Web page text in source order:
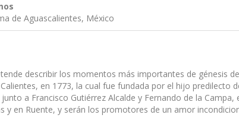
de Aguascalientes, México
describir los momentos más importantes de génesis
en 1773, la cual fue fundada por el hijo predilecto
junto a Francisco Gutiérrez Alcalde y Fernando de la
y en Ruente, y serán los promotores de un amor